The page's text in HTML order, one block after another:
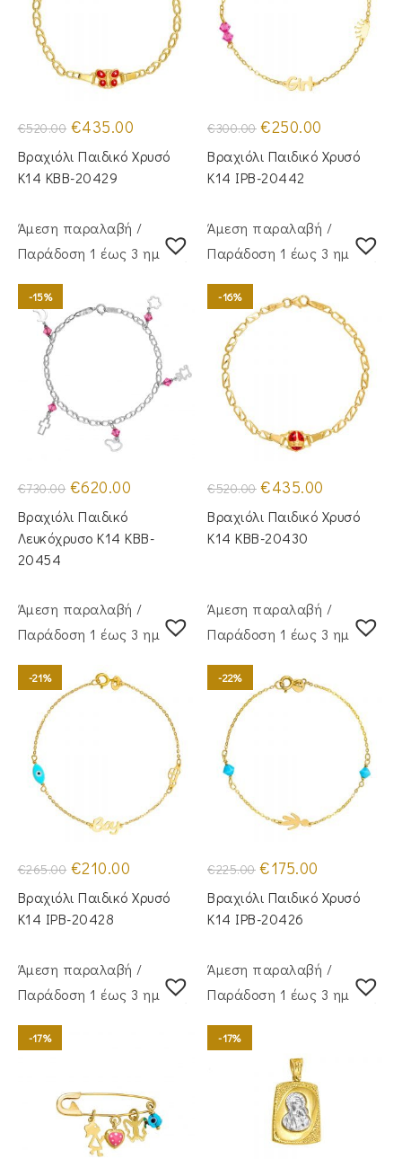
€520.00 Original
price
was:
€520.00.
€435.00
τιμή
είναι:
Βραχιόλι Παιδικό Χρυσό
Κ14 KBB-20429
€300.00 Original
price
was:
€300.00.
€250.00
τιμή
είναι:
Βραχιόλι Παιδικό Χρυσό
Κ14 IPB-20442
Άμεση παραλαβή /
Παράδoση 1 έως 3 ημέρες
-15%
€730.00 Original
price
was:
€730.00.
€620.00
€620.00.
Βραχιόλι Παιδικό
Λευκόχρυσο Κ14 KBB-
20454
Άμεση παραλαβή /
Παράδoση 1 έως 3 ημέρες
-16%
€520.00 Original
price
was:
€520.00.
€435.00
τιμή
είναι:
Βραχιόλι Παιδικό Χρυσό
Κ14 KBB-20430
Άμεση παραλαβή /
Παράδoση 1 έως 3 ημέρες
-21%
€265.00 Original
price
was:
€265.00.
€210.00
τιμή
είναι:
Βραχιόλι Παιδικό Χρυσό
Κ14 IPB-20428
Άμεση παραλαβή /
Παράδoση 1 έως 3 ημέρες
-22%
€225.00 Original
price
was:
€225.00.
€175.00
τιμή
είναι:
Βραχιόλι Παιδικό Χρυσό
Κ14 IPB-20426
Άμεση παραλαβή /
Παράδoση 1 έως 3 ημέρες
-17%
Άμεση παραλαβή /
Παράδoση 1 έως 3 ημέρες
-17%